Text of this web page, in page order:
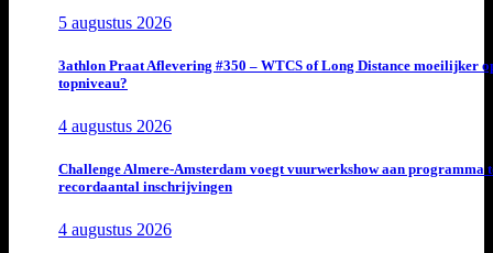
5 augustus 2026
3athlon Praat Aflevering #350 – WTCS of Long Distance moeilijker
topniveau?
4 augustus 2026
Challenge Almere-Amsterdam voegt vuurwerkshow aan programma
recordaantal inschrijvingen
4 augustus 2026